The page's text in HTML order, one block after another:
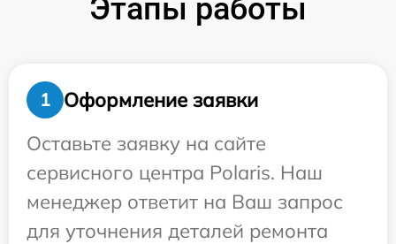
Этапы работы
1
Оформление заявки
Оставьте заявку на сайте
сервисного центра Polaris. Наш
менеджер ответит на Ваш запрос
для уточнения деталей ремонта